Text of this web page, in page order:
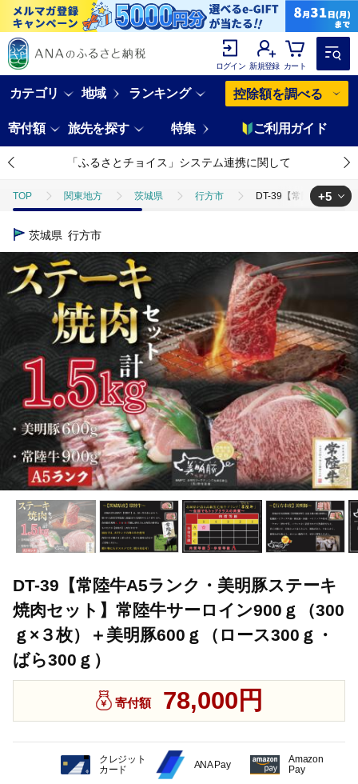
ログイン 新規登録 カート
カテゴリ 地域 ランキング 控除額を調べる
寄付額 旅先を探す 特集 ご利用ガイド
「ふるさとチョイス」システム連携に関して
TOP 関東地方 茨城県 行方市 DT-39【常陸牛A5ラン
TOP
肉 牛肉 DT-39【常陸牛A5ランク・美明豚ステーキ
TOP 肉 牛肉 DT-39【常陸牛A5ラン
肉 豚肉 DT-39【常陸牛A5ランク・美明豚ステーキ焼
TOP 肉 豚肉 焼肉(豚肉) DT-39【常陸牛A5ランク・
+5
茨城県 行方市
DT-39【常陸牛A5ランク・美明豚ステーキ
焼肉セット】常陸牛サーロイン900ｇ（300
ｇ×３枚）＋美明豚600ｇ（ロース300ｇ・
ばら300ｇ）
寄付額 78,000円
クレジット
カード
ANA Pay
Amazon
Pay